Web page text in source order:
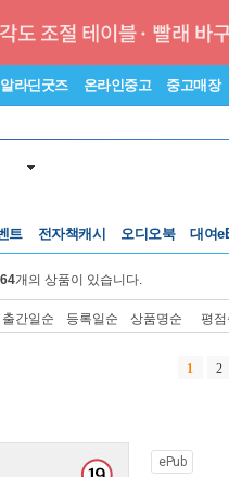
알라딘굿즈 온라인중고 중고매장
트 전자책캐시 오디오북 대여
개의 상품이 있습니다.
출간일순 등록일순 상품명순 평
1 2
ePub